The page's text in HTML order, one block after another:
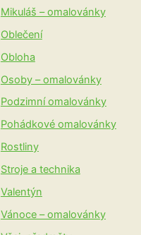
Mikuláš – omalovánky
Oblečení
Obloha
Osoby – omalovánky
Podzimní omalovánky
Pohádkové omalovánky
Rostliny
Stroje a technika
Valentýn
Vánoce – omalovánky